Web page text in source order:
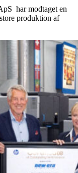
har modtaget en
produktion af